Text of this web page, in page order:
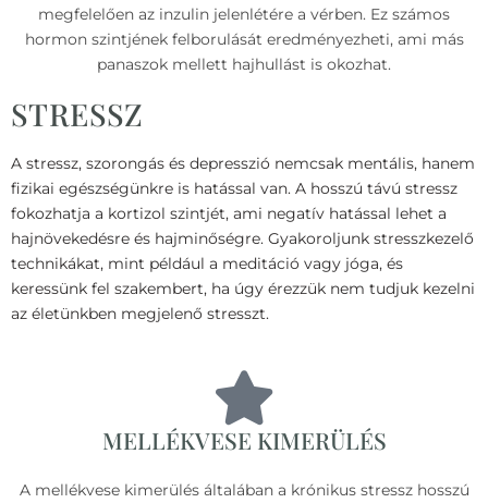
megfelelően az inzulin jelenlétére a vérben. Ez számos
hormon szintjének felborulását eredményezheti, ami más
panaszok mellett hajhullást is okozhat.
STRESSZ
A stressz, szorongás és depresszió nemcsak mentális, hanem
fizikai egészségünkre is hatással van. A hosszú távú stressz
fokozhatja a kortizol szintjét, ami negatív hatással lehet a
hajnövekedésre és hajminőségre. Gyakoroljunk stresszkezelő
technikákat, mint például a meditáció vagy jóga, és
keressünk fel szakembert, ha úgy érezzük nem tudjuk kezelni
az életünkben megjelenő stresszt.
MELLÉKVESE KIMERÜLÉS
A mellékvese kimerülés általában a krónikus stressz hosszú